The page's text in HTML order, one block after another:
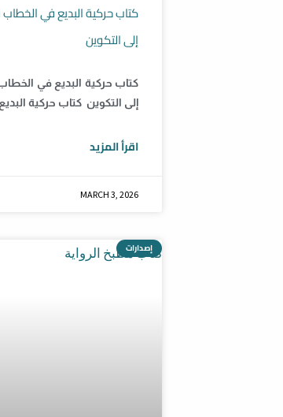
كتاب حركية البديع في
إلى التكوين
كتاب حركية البديع في
إلى التكوين كتاب حركية
اقرأ المزيد
MARCH 3, 2026
إصدارات